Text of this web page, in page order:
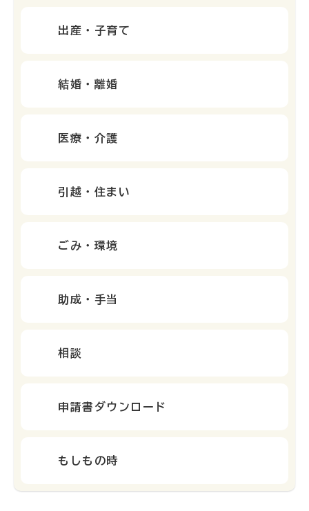
出産・子育て
結婚・離婚
医療・介護
引越・住まい
ごみ・環境
助成・手当
相談
申請書ダウンロード
もしもの時